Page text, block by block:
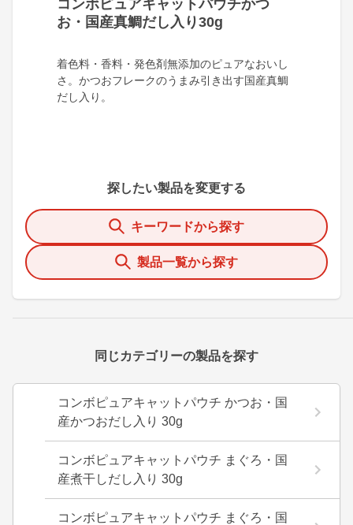
コンボピュアキャットパウチかつ
お・国産真鯛だし入り30g
着色料・香料・発色剤無添加のピュアなおいし
さ。かつおフレークのうまみ引き出す国産真鯛
だし入り。
探したい製品を変更する
キーワードから探す
製品一覧から探す
同じカテゴリーの製品を探す
コンボピュアキャットパウチ かつお・国
産かつおだし入り 30g
コンボピュアキャットパウチ まぐろ・国
産煮干しだし入り 30g
コンボピュアキャットパウチ まぐろ・国